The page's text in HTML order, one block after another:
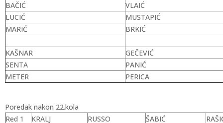
BAČIĆ
VLAIĆ
LUCIĆ
MUSTAPIĆ
MARIĆ
BRKIĆ
KAŠNAR
GEČEVIĆ
SENTA
PANIĆ
METER
PERICA
Poredak nakon 22.kola
Red 1
KRALJ RUSSO ŠABIĆ